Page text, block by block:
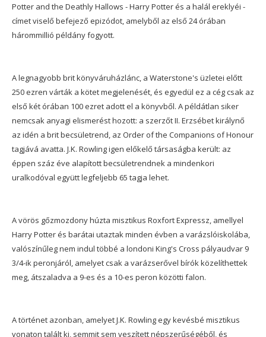
Potter and the Deathly Hallows - Harry Potter és a halál ereklyéi -
címet viselő befejező epizódot, amelyből az első 24 órában
hárommillió példány fogyott.
A legnagyobb brit könyváruházlánc, a Waterstone's üzletei előtt
250 ezren várták a kötet megjelenését, és egyedül ez a cég csak az
első két órában 100 ezret adott el a könyvből. A példátlan siker
nemcsak anyagi elismerést hozott: a szerzőt II. Erzsébet királynő
az idén a brit becsületrend, az Order of the Companions of Honour
tagjává avatta. J.K. Rowling igen előkelő társaságba került: az
éppen száz éve alapított becsületrendnek a mindenkori
uralkodóval együtt legfeljebb 65 tagja lehet.
A vörös gőzmozdony húzta misztikus Roxfort Expressz, amellyel
Harry Potter és barátai utaztak minden évben a varázslóiskolába,
valószínűleg nem indul többé a londoni King's Cross pályaudvar 9
3/4-ik peronjáról, amelyet csak a varázserővel bírók közelíthettek
meg, átszaladva a 9-es és a 10-es peron közötti falon.
A történet azonban, amelyet J.K. Rowling egy kevésbé misztikus
vonaton talált ki, semmit sem veszített népszerűségéből, és